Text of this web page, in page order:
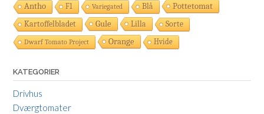
Antho F1 Variegated Blå Pottetomat
Kartoffelbladet Gule Lilla Sorte
Dwarf Tomato Project Orange Hvide
KATEGORIER
Drivhus
Dværgtomater